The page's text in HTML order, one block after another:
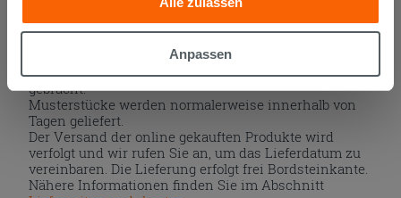
die sie aufgrund Ihrer Verwendung ihrer Dienste
gesammelt haben, kombinieren. Falls Sie mehr wissen
möchten oder Ihre Zustimmung zu allen oder einigen
Zustimmung kann durch Klicken auf die Schaltfläche
„Cookies akzeptieren“ gegeben werden. Wenn Sie auf
die Schaltfläche "X" klicken, können Sie das Surfen erst
nach der Installation der technischen Cookies fortsetzen.
Anpassen
Die Waren werden normalerweise innerhalb von 15
Werktagen ab der Auftragsbestätigung zum Versand
gebracht.
Musterstücke werden normalerweise innerhalb von
Tagen geliefert.
Der Versand der online gekauften Produkte wird
verfolgt und wir rufen Sie an, um das Lieferdatum zu
vereinbaren. Die Lieferung erfolgt frei Bordsteinkante.
Nähere Informationen finden Sie im Abschnitt